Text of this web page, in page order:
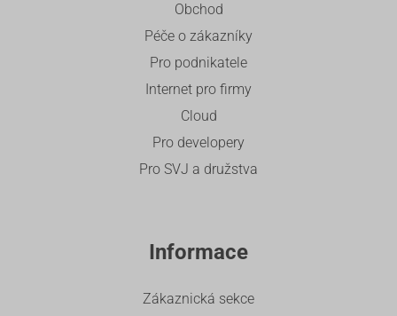
Obchod
Péče o zákazníky
Pro podnikatele
Internet pro firmy
Cloud
Pro developery
Pro SVJ a družstva
Informace
Zákaznická sekce